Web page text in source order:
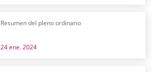
Resumen del pleno ordinario
24 ene. 2024